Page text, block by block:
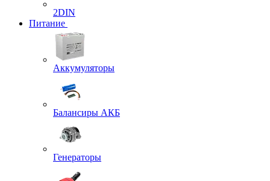
2DIN
Питание
Аккумуляторы
Балансиры АКБ
Генераторы